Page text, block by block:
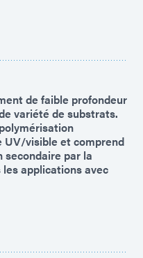
de faible profondeur
variété de substrats.
UV/visible et comprend
secondaire par la
applications avec